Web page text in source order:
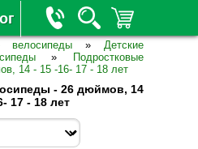
велосипеды »Детские
»
Подростковые
14 - 15 -16- 17 - 18 лет
- 26 дюймов, 14
17 - 18 лет